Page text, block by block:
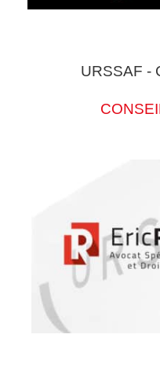
URSSAF -